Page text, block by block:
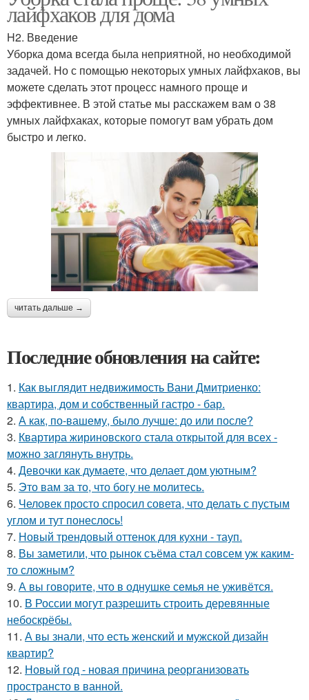
лайфхаков для дома
H2. Введение
Уборка дома всегда была неприятной, но необходимой
задачей. Но с помощью некоторых умных лайфхаков, вы
можете сделать этот процесс намного проще и
эффективнее. В этой статье мы расскажем вам о 38
умных лайфхаках, которые помогут вам убрать дом
быстро и легко.
читать дальше →
Последние обновления на сайте:
1. Как выглядит недвижимость Вани Дмитриенко:
квартира, дом и собственный гастро - бар.
2. А как, по-вашему, было лучше: до или после?
3. Квартира жириновского стала открытой для всех -
можно заглянуть внутрь.
4. Девочки как думаете, что делает дом уютным?
5. Это вам за то, что богу не молитесь.
6. Человек просто спросил совета, что делать с пустым
углом и тут понеслось!
7. Новый трендовый оттенок для кухни - тауп.
8. Вы заметили, что рынок съёма стал совсем уж каким-
то сложным?
9. А вы говорите, что в однушке семья не уживётся.
10. В России могут разрешить строить деревянные
небоскрёбы.
11. А вы знали, что есть женский и мужской дизайн
квартир?
12. Новый год - новая причина реорганизовать
пространсто в ванной.